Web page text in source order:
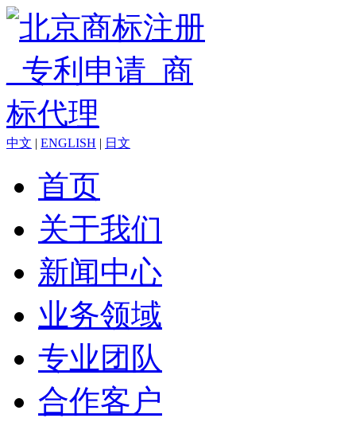
中文 | ENGLISH | 日文
首页
关于我们
新闻中心
业务领域
专业团队
合作客户